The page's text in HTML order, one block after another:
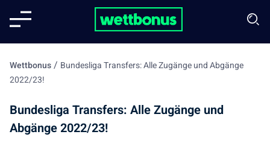
Wettbonus/ Bundesliga Transfers: Alle Zugänge und Abgänge
2022/23!
Bundesliga Transfers: Alle Zugänge und
Abgänge 2022/23!